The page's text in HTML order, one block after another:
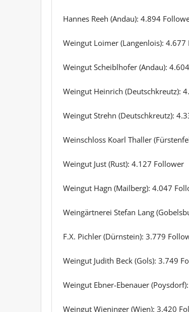
Hannes Reeh (Andau): 4.894
Weingut Loimer (Langenlois): 4.677
Weingut Scheiblhofer (Andau): 4.604
Weingut Heinrich (Deutschkreutz):
Weingut Strehn (Deutschkreutz):
Weinschloss Koarl Thaller
Weingut Just (Rust): 4.127 Follower
Weingut Hagn (Mailberg): 4.047
Weingärtnerei Stefan Lang
F.X. Pichler (Dürnstein): 3.779
Weingut Judith Beck (Gols): 3.749
Weingut Ebner-Ebenauer
Weingut Wieninger (Wien): 3.420